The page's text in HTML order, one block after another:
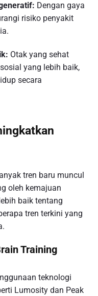
Dengan gaya
risiko penyakit
Otak yang sehat
yang lebih baik,
secara
tren baru muncul
oleh kemajuan
baik tentang
tren terkini yang
Training
teknologi
Lumosity dan Peak